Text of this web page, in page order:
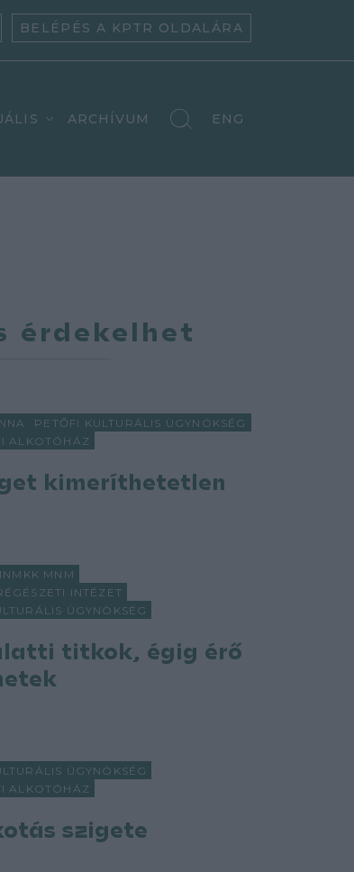
BELÉPÉS A KPTR OLDALÁRA
ARCHÍVUM ENG
érdekelhet
PETŐFI KULTURÁLIS ÜGYNÖKSÉG
ALKOTÓHÁZ
kimeríthetetlen
MNM
INTÉZET
ÜGYNÖKSÉG
titkok, égig érő
ÜGYNÖKSÉG
ALKOTÓHÁZ
szigete